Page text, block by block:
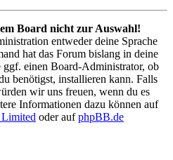
Board nicht zur Auswahl!
entweder deine Sprache
hat das Forum bislang in deine
ggf. einen Board-Administrator, ob
benötigst, installieren kann. Falls
wir uns freuen, wenn du es
Informationen dazu können auf
oder aufphpBB.de